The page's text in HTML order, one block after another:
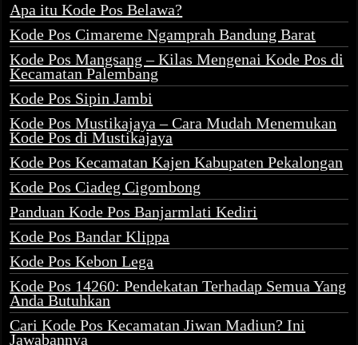
Apa itu Kode Pos Belawa?
Kode Pos Cimareme Ngamprah Bandung Barat
Kode Pos Mangsang – Kilas Mengenai Kode Pos di
Kecamatan Palembang
Kode Pos Sipin Jambi
Kode Pos Mustikajaya – Cara Mudah Menemukan
Kode Pos di Mustikajaya
Kode Pos Kecamatan Kajen Kabupaten Pekalongan
Kode Pos Ciadeg Cigombong
Panduan Kode Pos Banjarmlati Kediri
Kode Pos Bandar Klippa
Kode Pos Kebon Lega
Kode Pos 14260: Pendekatan Terhadap Semua Yang
Anda Butuhkan
Cari Kode Pos Kecamatan Jiwan Madiun? Ini
Jawabannya